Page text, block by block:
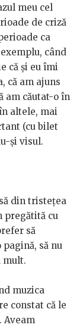
meu cel
de criză
ca
când
că și eu îmi
că am ajuns
am căutat-o în
altele, mai
(cu bilet
și visul.
din tristețea
pregătită cu
să
să nu
mult.
muzica
constat că le
Aveam